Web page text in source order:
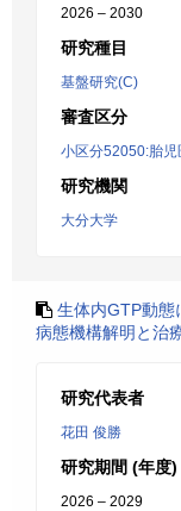
2026 – 2030
研究種目
基盤研究(C)
審査区分
小区分52050:胎
研究機関
大分大学
生体内GTP動態
病態機構解明と治
研究代表者
花田 俊勝
研究期間 (年度)
2026 – 2029